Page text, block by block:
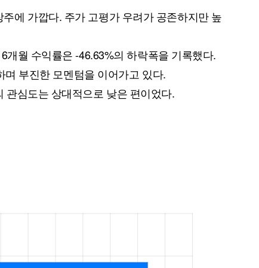
에 가깝다. 주가 고평가 우려가 공존하지만 높
월 수익률은 -46.63%의 하락폭을 기록했다.
부진한 모멘텀을 이어가고 있다.
심도는 상대적으로 낮은 편이었다.